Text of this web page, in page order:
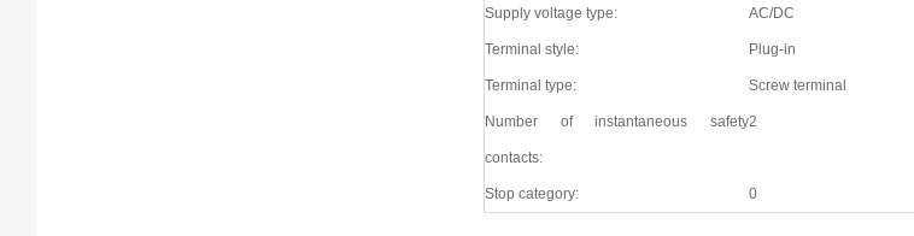
Supply voltage type: AC/DC
Terminal style: Plug-in
Terminal type: Screw terminal
Number of instantaneous safety
contacts:
2
Stop category: 0